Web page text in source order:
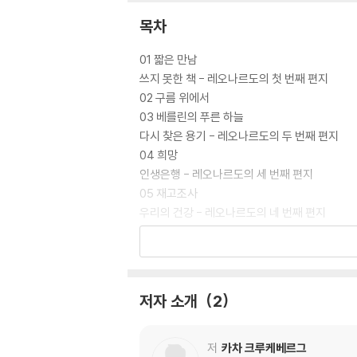
목차
01 짧은 만남
쓰지 못한 책 - 레오나르도의 첫 번째 편지
02 구름 위에서
03 베를린의 푸른 하늘
다시 찾은 용기 - 레오나르도의 두 번째 편지
04 희망
인생은행 - 레오나르도의 세 번째 편지
05 재고조사
우리의 건강 - 레오나르도의 네 번째 편지
06 유혹
08 머릿속 장벽
저자 소개 2
저 카차 크루케베르그